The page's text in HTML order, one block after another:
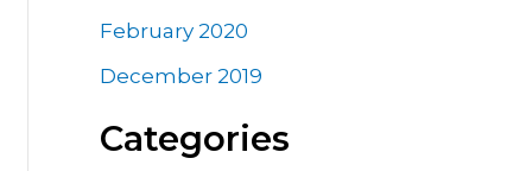
February 2020
December 2019
Categories